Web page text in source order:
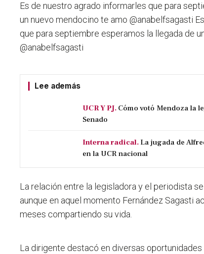
Es de nuestro agrado informarles que para
un nuevo mendocino te amo @anabelfsagasti
que para septiembre esperamos la llegada de
@anabelfsagasti
Lee además
UCR Y PJ. Cómo votó Mendoza la
Senado
Interna radical. La jugada de
en la UCR nacional
La relación entre la legisladora y el periodista
aunque en aquel momento Fernández Sagasti
meses compartiendo su vida.
La dirigente destacó en diversas oportunidades